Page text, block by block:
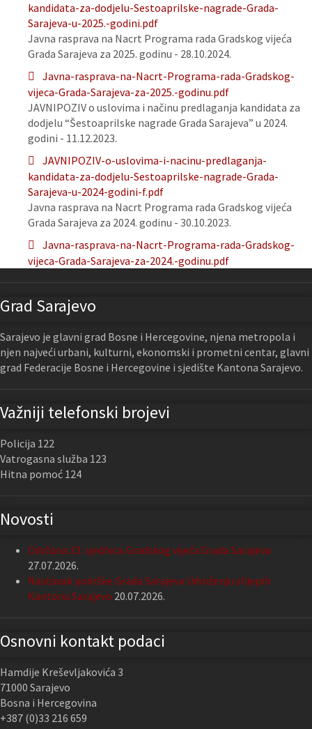
kandidata-za-dodjelu-Sestoaprilske-nagrade-Grada-
Sarajeva-u-2025.-godini.pdf
Javna rasprava na Nacrt Programa rada Gradskog vijeća
Grada Sarajeva za 2025. godinu - 28.10.2024.
Javna-rasprava-na-Nacrt-Programa-rada-Gradskog-
vijeca-Grada-Sarajeva-za-2025.-godinu.pdf
JAVNIPOZIV o uslovima i načinu predlaganja kandidata za
dodjelu “Šestoaprilske nagrade Grada Sarajeva” u 2024.
godini - 11.12.2023.
JAVNIPOZIV-o-uslovima-i-nacinu-predlaganja-
kandidata-za-dodjelu-Sestoaprilske-nagrade-Grada-
Sarajeva-u-2024-godini-f.pdf
Javna rasprava na Nacrt Programa rada Gradskog vijeća
Grada Sarajeva za 2024. godinu - 30.10.2023.
Javna-rasprava-na-Nacrt-Programa-rada-Gradskog-
vijeca-Grada-Sarajeva-za-2024.-godinu.pdf
Grad Sarajevo
Sarajevo je glavni grad Bosne i Hercegovine, njena metropola i
njen najveći urbani, kulturni, ekonomski i prometni centar, glavni
grad Federacije Bosne i Hercegovine i sjedište Kantona Sarajevo.
Važniji telefonski brojevi
Policija 122
Vatrogasna služba 123
Hitna pomoć 124
Novosti
Održana 13. sjednica Gradskog vijeća Grada Sarajeva
27.07.2026.
Nastavak podrške Grada Sarajeva Udruženju slijepih
Kantona Sarajevo 20.07.2026.
Osnovni kontakt podaci
Hamdije Kreševljakovića 3
71000 Sarajevo
Bosna i Hercegovina
+387 (0)33 216 659